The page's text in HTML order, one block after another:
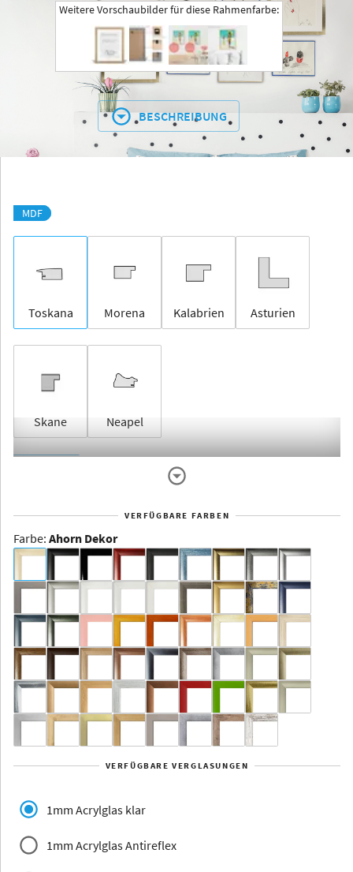
Weitere Vorschaubilder für diese Rahmenfarbe:
BESCHREIBUNG
MDF
Toskana Morena Kalabrien Asturien
Skane Neapel
Dakota -
Rahmenloser
Aluminium
Yukon Alaska
VERFÜGBARE FARBEN
Farbe: Ahorn Dekor
VERFÜGBARE VERGLASUNGEN
1mm Acrylglas klar
1mm Acrylglas Antireflex